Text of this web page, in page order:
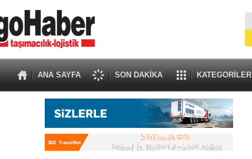
ANA SAYFA SON DAKİKA KATEGORİLER